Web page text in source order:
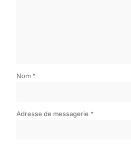
Nom *
Adresse de messagerie *